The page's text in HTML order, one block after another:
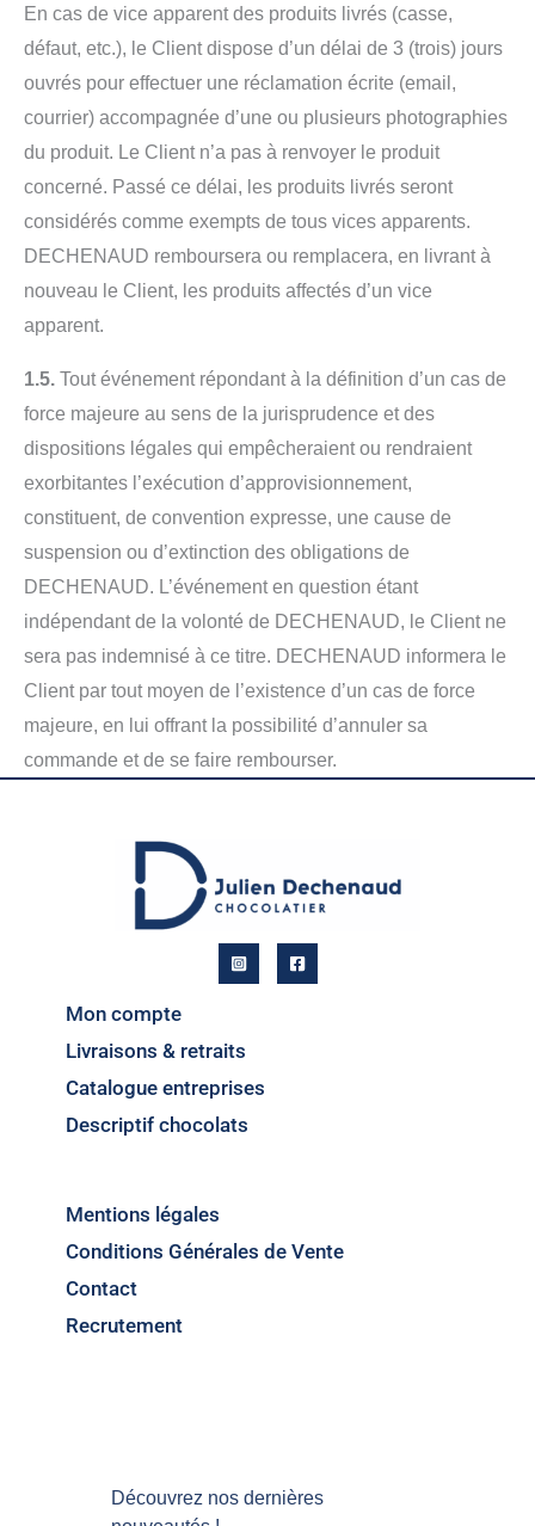
En cas de vice apparent des produits livrés (casse,
défaut, etc.), le Client dispose d’un délai de 3 (trois) jours
ouvrés pour effectuer une réclamation écrite (email,
courrier) accompagnée d’une ou plusieurs photographies
du produit. Le Client n’a pas à renvoyer le produit
concerné. Passé ce délai, les produits livrés seront
considérés comme exempts de tous vices apparents.
DECHENAUD remboursera ou remplacera, en livrant à
nouveau le Client, les produits affectés d’un vice
apparent.
1.5. Tout événement répondant à la définition d’un cas de
force majeure au sens de la jurisprudence et des
dispositions légales qui empêcheraient ou rendraient
exorbitantes l’exécution d’approvisionnement,
constituent, de convention expresse, une cause de
suspension ou d’extinction des obligations de
DECHENAUD. L’événement en question étant
indépendant de la volonté de DECHENAUD, le Client ne
sera pas indemnisé à ce titre. DECHENAUD informera le
Client par tout moyen de l’existence d’un cas de force
majeure, en lui offrant la possibilité d’annuler sa
commande et de se faire rembourser.
Mon compte
Livraisons & retraits
Catalogue entreprises
Descriptif chocolats
Mentions légales
Conditions Générales de Vente
Contact
Recrutement
Découvrez nos dernières